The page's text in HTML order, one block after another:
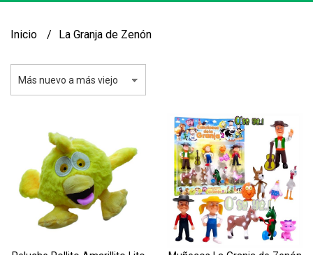
Inicio La Granja de Zenón